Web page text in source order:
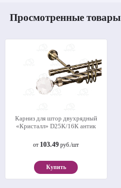
Просмотренные товары
Карниз для штор двухрядный
«Кристалл» D25К/16К антик
от 103.49 руб./шт
Купить